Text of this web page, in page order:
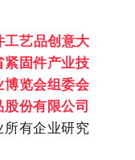
工艺品创意大
固件产业技
览会组委会
股份有限公司
有企业研究